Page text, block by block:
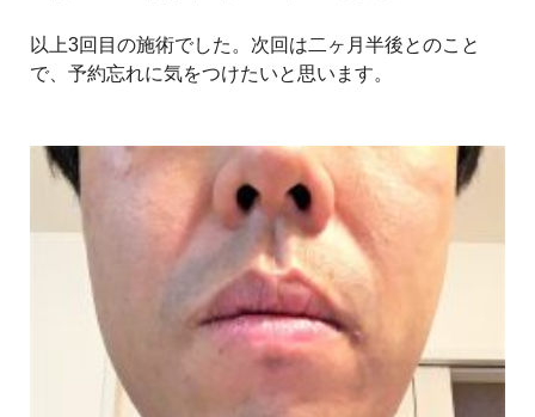
以上3回目の施術でした。次回は二ヶ月半後とのこと
で、予約忘れに気をつけたいと思います。